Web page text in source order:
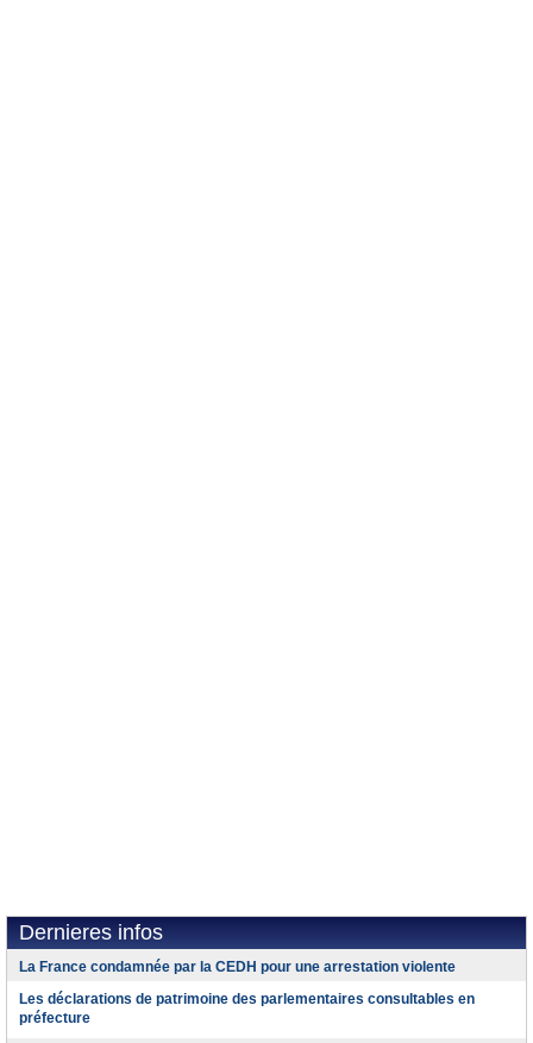
Dernieres infos
La France condamnée par la CEDH pour une arrestation violente
Les déclarations de patrimoine des parlementaires consultables en
préfecture